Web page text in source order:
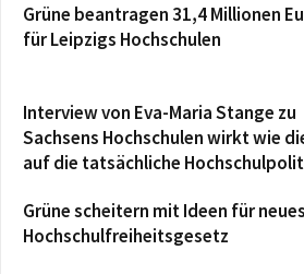
Grüne beantragen 31,4 Millionen
für Leipzigs Hochschulen
Interview von Eva-Maria Stange zu
Sachsens Hochschulen wirkt wie
auf die tatsächliche
Grüne scheitern mit Ideen für neues
Hochschulfreiheitsgesetz